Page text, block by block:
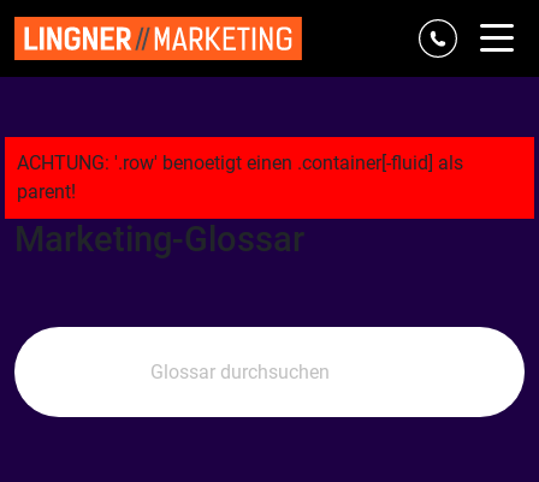
Classic
Agentur
Marketing-Glossar